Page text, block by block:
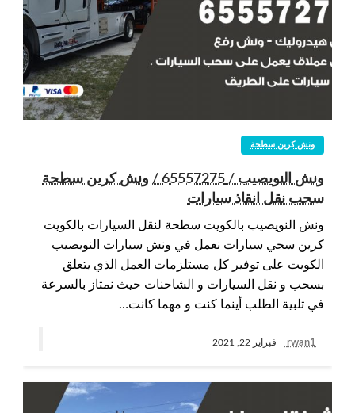
ونش كرين سطحة
ونش النويصيب / 65557275 / ونش كرين سطحة
سحب نقل انقاذ سيارات
ونش النويصيب بالكويت سطحة لنقل السيارات بالكويت
كرين سحي سيارات نعمل في ونش سيارات النويصيب
الكويت على توفير كل مستلزمات العمل الذي يتعلق
بسحب و نقل السيارات و الشاحنات حيث نمتاز بالسرعة
في تلبية الطلب أينما كنت و مهما كانت…
rwan1 فبراير 22, 2021